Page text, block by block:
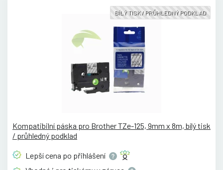
BÍLÝ TISK / PRŮHLEDNÝ PODKLAD
Kompatibilní páska pro Brother TZe-125, 9mm x 8m, bílý tisk
/ průhledný podklad
Lepší cena po přihlášení